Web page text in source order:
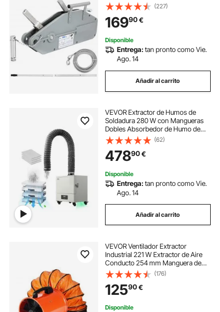
Cabrestante de Cable con Longitud
de 20 m Diámetro 11 mm para
Puertos Fábricas
(227)
16990€
Disponible
Entrega:tan pronto como Vie.
Ago. 14
Añadir al carrito
VEVOR Extractor de Humos de
Soldadura 280 W con Mangueras
Dobles Absorbedor de Humo de
Soldadura 459 m³/h sin Escobillas
con Filtros de 4 Etapas y 10
Velocidades para Soldadura,
Grabado Láser
(62)
47890€
Disponible
Entrega:tan pronto como Vie.
Ago. 14
Añadir al carrito
VEVOR Ventilador Extractor
Industrial 221 W Extractor de Aire
Conducto 254 mm Manguera de
Extracción 10 m Volumen de Aire de
2922 m3/h Extractor de Aire 2
Engranajes para Extracción de
Polvo y Humo
(176)
12590€
Disponible